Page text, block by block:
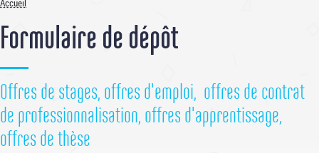
Fil
d'Ariane
Accueil
Formulaire de dépôt
Offres de stages, offres d'emploi, offres de contrat
de professionnalisation, offres d'apprentissage,
offres de thèse